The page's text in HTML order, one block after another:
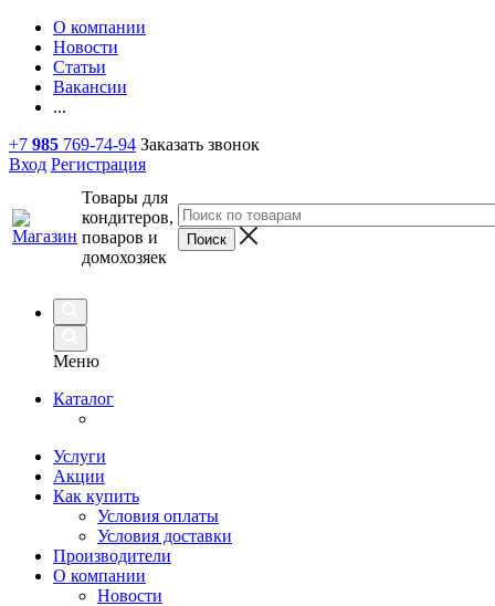
О компании
Новости
Статьи
Вакансии
...
+7 985 769-74-94 Заказать звонок
Вход Регистрация
Товары для
кондитеров,
поваров и
домохозяек
Меню
Каталог
Услуги
Акции
Как купить
Условия оплаты
Условия доставки
Производители
О компании
Новости